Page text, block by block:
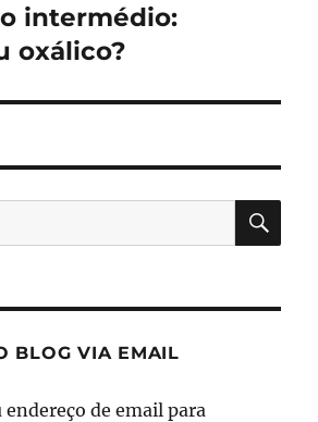
intermédio:
oxálico?
BLOG VIA EMAIL
de email para